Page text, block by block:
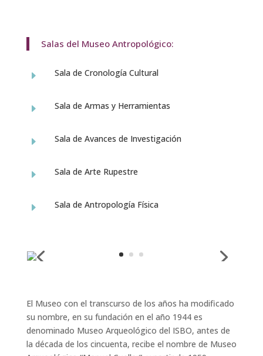
Salas del Museo Antropológico:
E Sala de Cronología Cultural
E Sala de Armas y Herramientas
E Sala de Avances de Investigación
E Sala de Arte Rupestre
E Sala de Antropología Física